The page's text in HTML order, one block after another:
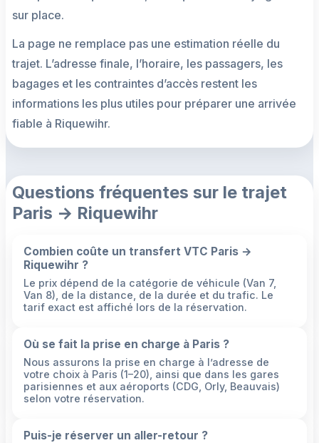
sur place.
La page ne remplace pas une estimation réelle du
trajet. L’adresse finale, l’horaire, les passagers, les
bagages et les contraintes d’accès restent les
informations les plus utiles pour préparer une arrivée
fiable à Riquewihr.
Questions fréquentes sur le trajet
Paris → Riquewihr
Combien coûte un transfert VTC Paris →
Riquewihr ?
Le prix dépend de la catégorie de véhicule (Van 7,
Van 8), de la distance, de la durée et du trafic. Le
tarif exact est affiché lors de la réservation.
Où se fait la prise en charge à Paris ?
Nous assurons la prise en charge à l’adresse de
votre choix à Paris (1–20), ainsi que dans les gares
parisiennes et aux aéroports (CDG, Orly, Beauvais)
selon votre réservation.
Puis-je réserver un aller-retour ?